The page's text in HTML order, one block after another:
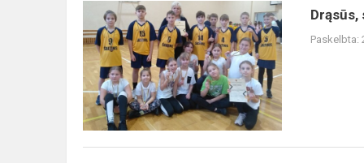
Drąsūs,
stiprūs,
vikrūs
Paskelbta: